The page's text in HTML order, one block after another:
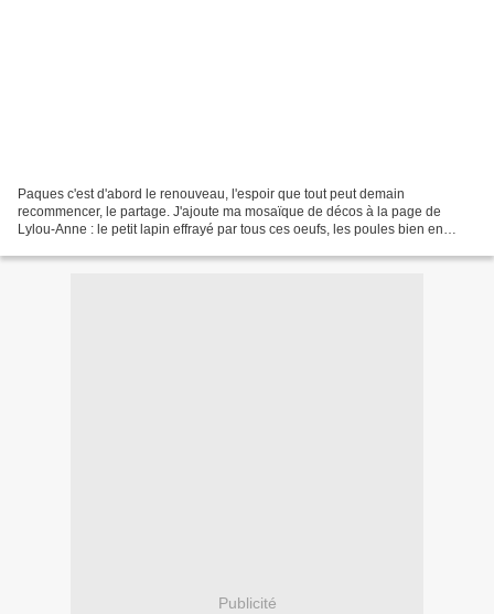
Paques c'est d'abord le renouveau, l'espoir que tout peut demain
recommencer, le partage. J'ajoute ma mosaïque de décos à la page de
Lylou-Anne : le petit lapin effrayé par tous ces oeufs, les poules bien en
Publicité